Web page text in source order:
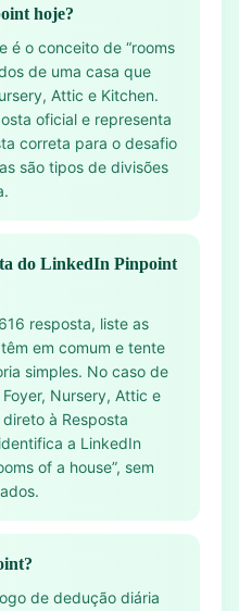
hoje?
é o conceito de “rooms
de uma casa que
Attic e Kitchen.
oficial e representa
correta para o desafio
são tipos de divisões
do LinkedIn Pinpoint
resposta, liste as
em comum e tente
simples. No caso de
Nursery, Attic e
à Resposta
a LinkedIn
of a house”, sem
de dedução diária